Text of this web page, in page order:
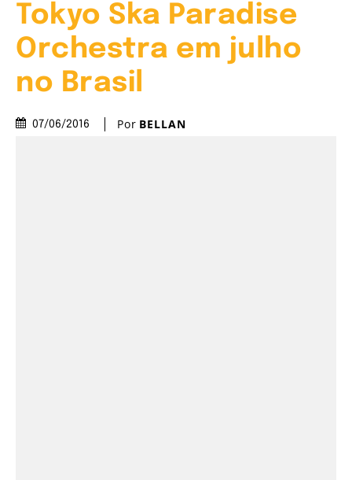
Tokyo Ska Paradise
Orchestra em julho
no Brasil
07/06/2016 Por BELLAN